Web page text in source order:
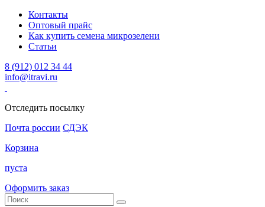
Контакты
Оптовый прайс
Как купить семена микрозелени
Статьи
8 (912) 012 34 44
info@itravi.ru
Отследить посылку
Почта россии СДЭК
Корзина
пуста
Оформить заказ